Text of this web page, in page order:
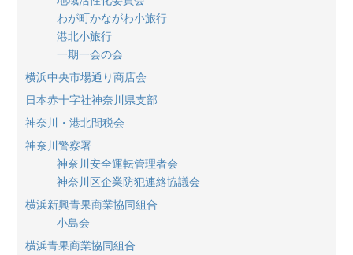
わが町かながわ小旅行
港北小旅行
一期一会の会
横浜中央市場通り商店会
日本赤十字社神奈川県支部
神奈川・港北間税会
神奈川警察署
神奈川安全運転管理者会
神奈川区企業防犯連絡協議会
横浜新興青果商業協同組合
小島会
横浜青果商業協同組合